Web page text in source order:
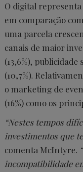
O digital representa
em comparação
uma parcela
canais de maior
(13,6%), publicidade
(10,7%).
o marketing de
(16%) como os
“Nestes tempos
investimentos que
comenta McIntyre.
incompatibilidade